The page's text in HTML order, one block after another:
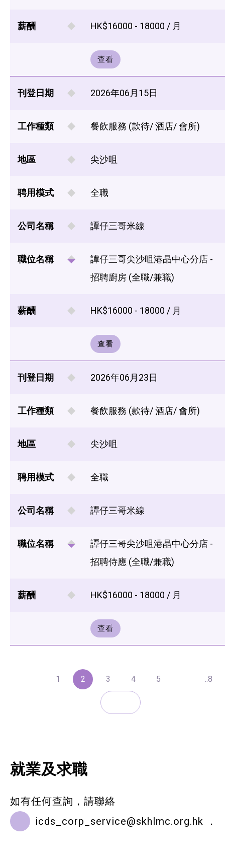
薪酬 HK$16000 - 18000 / 月
查看
刊登日期 2026年06月15日
工作種類 餐飲服務 (款待/ 酒店/ 會所)
地區 尖沙咀
聘用模式 全職
公司名稱 譚仔三哥米線
職位名稱
譚仔三哥尖沙咀港晶中心分店 -
招聘廚房 (全職/兼職)
薪酬 HK$16000 - 18000 / 月
查看
刊登日期 2026年06月23日
工作種類 餐飲服務 (款待/ 酒店/ 會所)
地區 尖沙咀
聘用模式 全職
公司名稱 譚仔三哥米線
職位名稱
譚仔三哥尖沙咀港晶中心分店 -
招聘侍應 (全職/兼職)
薪酬 HK$16000 - 18000 / 月
查看
1 2 3 4 5 ..8
就業及求職
如有任何查詢，請聯絡
icds_corp_service@skhlmc.org.hk ．